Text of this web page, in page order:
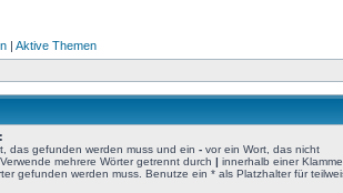
| Aktive Themen
das gefunden werden muss und ein - vor ein Wort, das nicht
mehrere Wörter getrennt durch | innerhalb einer
gefunden werden muss. Benutze ein * als Platzhalter für